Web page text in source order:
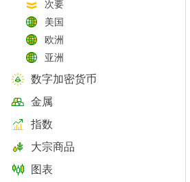
次要
美国
欧洲
亚洲
数字加密货币
金属
指数
大宗商品
图表